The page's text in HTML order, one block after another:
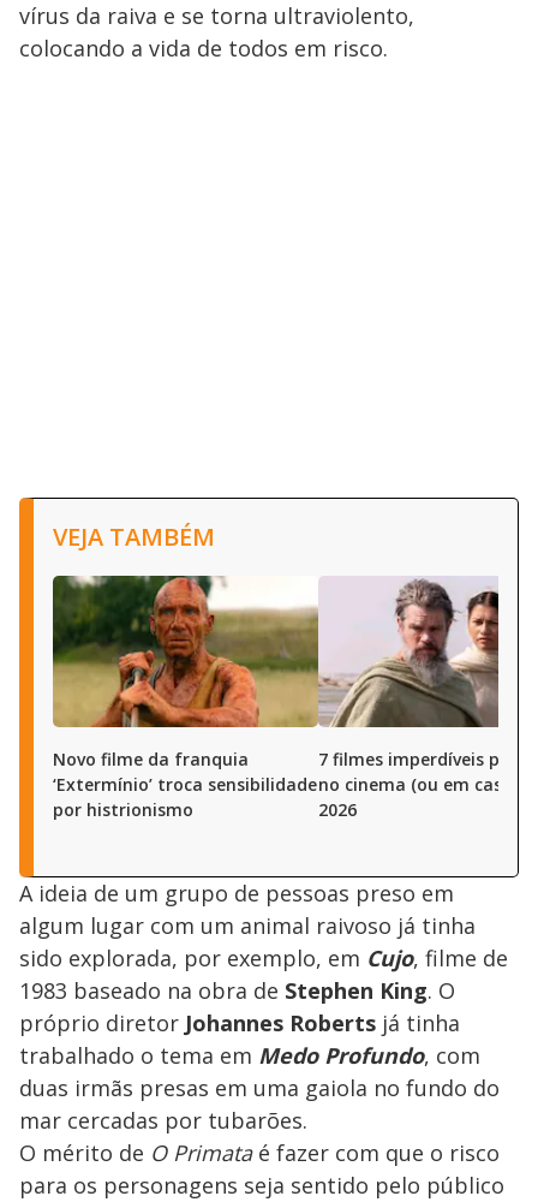
vírus da raiva e se torna ultraviolento,
colocando a vida de todos em risco.
VEJA TAMBÉM
Novo filme da franquia
‘Extermínio’ troca sensibilidade
por histrionismo
7 filmes imperdíveis para
no cinema (ou em casa)
2026
A ideia de um grupo de pessoas preso em
algum lugar com um animal raivoso já tinha
sido explorada, por exemplo, em Cujo, filme de
1983 baseado na obra de Stephen King. O
próprio diretor Johannes Roberts já tinha
trabalhado o tema em Medo Profundo, com
duas irmãs presas em uma gaiola no fundo do
mar cercadas por tubarões.
O mérito de O Primataé fazer com que o risco
para os personagens seja sentido pelo público